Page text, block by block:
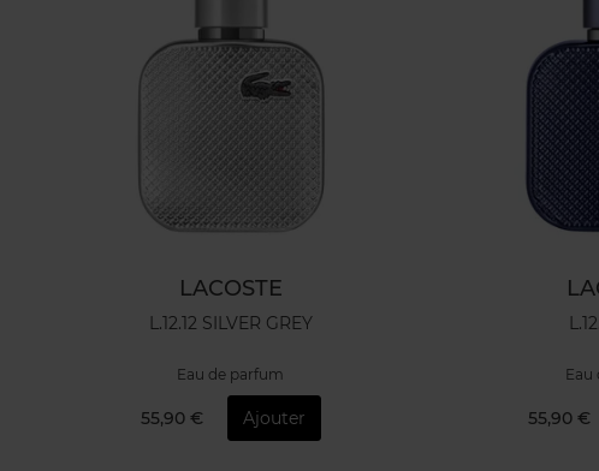
LACOSTE
L.12.12 SILVER GREY
Eau de parfum
55,90 € Ajouter
Eau
55,90 €